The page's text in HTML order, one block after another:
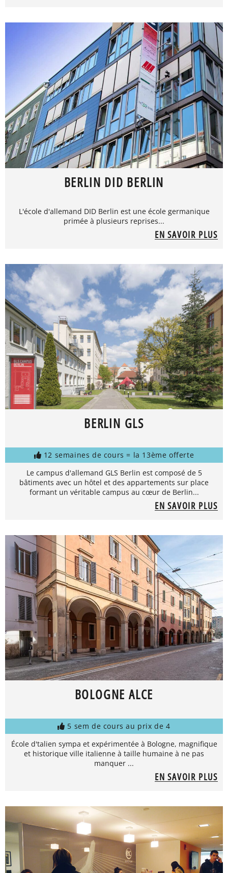
BERLIN DID BERLIN
L'école d'allemand DID Berlin est une école germanique
primée à plusieurs reprises...
EN SAVOIR PLUS
BERLIN GLS
12 semaines de cours = la 13ème offerte
Le campus d'allemand GLS Berlin est composé de 5
bâtiments avec un hôtel et des appartements sur place
formant un véritable campus au cœur de Berlin...
EN SAVOIR PLUS
BOLOGNE ALCE
5 sem de cours au prix de 4
École d'talien sympa et expérimentée à Bologne, magnifique
et historique ville italienne à taille humaine à ne pas
manquer ...
EN SAVOIR PLUS